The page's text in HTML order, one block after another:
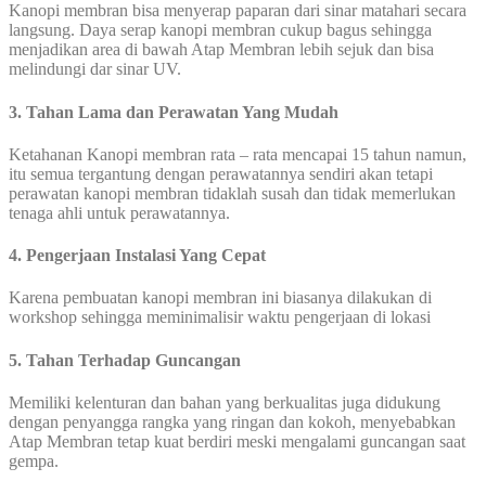
Kanopi membran bisa menyerap paparan dari sinar matahari secara
langsung. Daya serap kanopi membran cukup bagus sehingga
menjadikan area di bawah Atap Membran lebih sejuk dan bisa
melindungi dar sinar UV.
3. Tahan Lama dan Perawatan Yang Mudah
Ketahanan Kanopi membran rata – rata mencapai 15 tahun namun,
itu semua tergantung dengan perawatannya sendiri akan tetapi
perawatan kanopi membran tidaklah susah dan tidak memerlukan
tenaga ahli untuk perawatannya.
4. Pengerjaan Instalasi Yang Cepat
Karena pembuatan kanopi membran ini biasanya dilakukan di
workshop sehingga meminimalisir waktu pengerjaan di lokasi
5. Tahan Terhadap Guncangan
Memiliki kelenturan dan bahan yang berkualitas juga didukung
dengan penyangga rangka yang ringan dan kokoh, menyebabkan
Atap Membran tetap kuat berdiri meski mengalami guncangan saat
gempa.